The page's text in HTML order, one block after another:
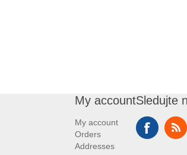
My account
My account
Orders
Addresses
Sledujte